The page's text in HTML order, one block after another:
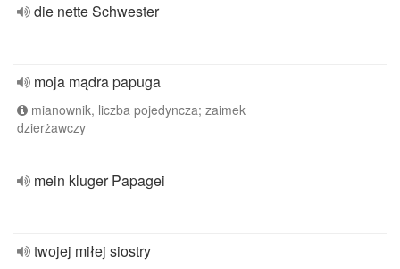
die nette Schwester
moja mądra papuga
mianownik, liczba pojedyncza; zaimek
dzierżawczy
mein kluger Papagei
twojej miłej siostry